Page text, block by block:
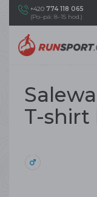
+420 774 118 065
(Po–pá: 8–15 hod.)
T-shirt